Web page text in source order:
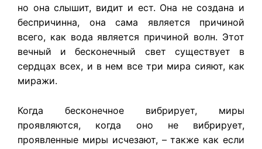
но она слышит, видит и ест. Она не создана и
беспричинна, она сама является причиной
всего, как вода является причиной волн. Этот
вечный и бесконечный свет существует в
сердцах всех, и в нем все три мира сияют, как
миражи.
Когда бесконечное вибрирует, миры
проявляются, когда оно не вибрирует,
проявленные миры исчезают, – также как если